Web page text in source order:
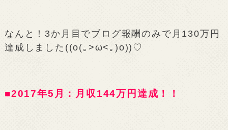
なんと！3か月目でブログ報酬のみで月130万円
達成しました((o(｡>ω<｡)o))♡
■2017年5月：月収144万円達成！！